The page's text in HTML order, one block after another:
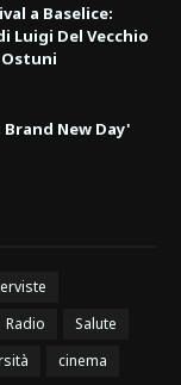
a Baselice:
Luigi Del Vecchio
New Day'
Radio
Salute
cinema